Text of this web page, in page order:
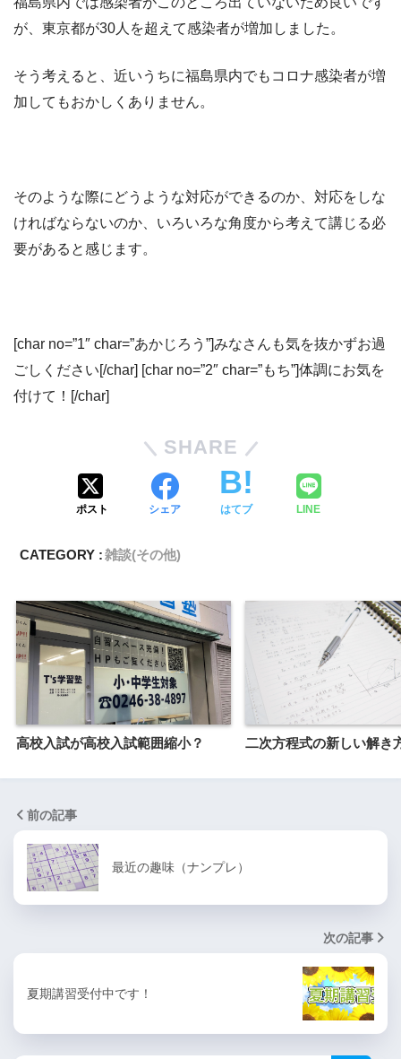
が、東京都が30人を超えて感染者が増加しました。
そう考えると、近いうちに福島県内でもコロナ感染者が増
加してもおかしくありません。
そのような際にどうような対応ができるのか、対応をしな
ければならないのか、いろいろな角度から考えて講じる必
要があると感じます。
[char no=”1″ char=”あかじろう”]みなさんも気を抜かずお過
ごしください[/char] [char no=”2″ char=”もち”]体調にお気を
付けて！[/char]
SHARE
ポスト シェア はてブ LINE
CATEGORY :雑談(その他)
高校入試が高校入試範囲縮小？ 二次方程式の新しい解き
前の記事
最近の趣味（ナンプレ）
次の記事
夏期講習受付中です！